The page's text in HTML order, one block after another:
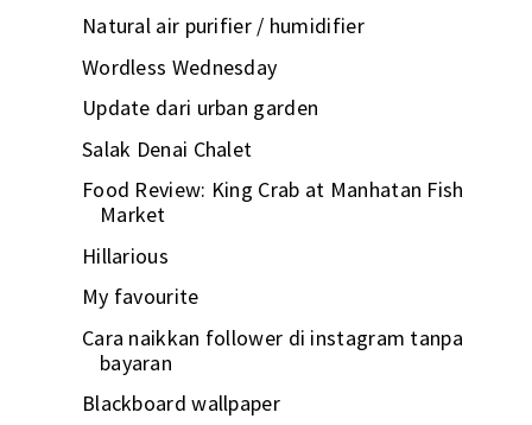
Natural air purifier / humidifier
Wordless Wednesday
Update dari urban garden
Salak Denai Chalet
Food Review: King Crab at Manhatan Fish
Market
Hillarious
My favourite
Cara naikkan follower di instagram tanpa
bayaran
Blackboard wallpaper